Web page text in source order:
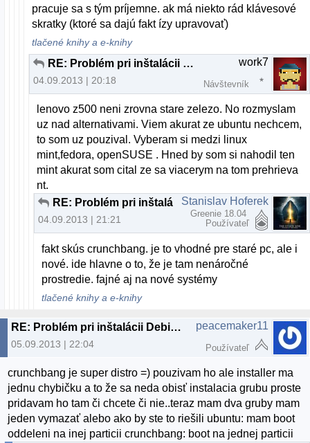
pracuje sa s tým príjemne. ak má niekto rád klávesové
skratky (ktoré sa dajú fakt ízy upravovať)
tlačené knihy a e-knihy
RE: Problém pri inštalácii Debian 7.1.0
04.09.2013 | 20:18
work7
Návštevník
lenovo z500 neni zrovna stare zelezo. No rozmyslam
uz nad alternativami. Viem akurat ze ubuntu nechcem,
to som uz pouzival. Vyberam si medzi linux
mint,fedora, openSUSE . Hned by som si nahodil ten
mint akurat som cital ze sa viacerym na tom prehrieva
nt.
RE: Problém pri inštalácii Debian 7.1.0
04.09.2013 | 21:21
Stanislav Hoferek
Greenie 18.04
Používateľ
fakt skús crunchbang. je to vhodné pre staré pc, ale i
nové. ide hlavne o to, že je tam nenáročné
prostredie. fajné aj na nové systémy
tlačené knihy a e-knihy
RE: Problém pri inštalácii Debian 7.1.0
05.09.2013 | 22:04
peacemaker11
Používateľ
crunchbang je super distro =) pouzivam ho ale installer ma
jednu chybičku a to že sa neda obisť instalacia grubu proste
pridavam ho tam či chcete či nie..teraz mam dva gruby mam
jeden vymazať alebo ako by ste to riešili ubuntu: mam boot
oddeleni na inej particii crunchbang: boot na jednej particii